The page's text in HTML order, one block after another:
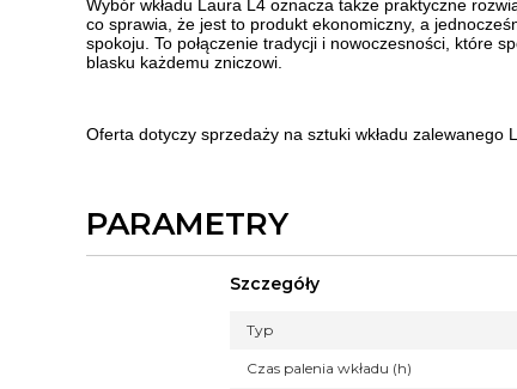
Wybór wkładu Laura L4 oznacza także praktyczne
co sprawia, że jest to produkt ekonomiczny, a
spokoju. To połączenie tradycji i nowoczesności, które
blasku każdemu zniczowi.
Oferta dotyczy sprzedaży na sztuki wkładu zalewanego
PARAMETRY
Szczegóły
Typ
Czas palenia wkładu (h)